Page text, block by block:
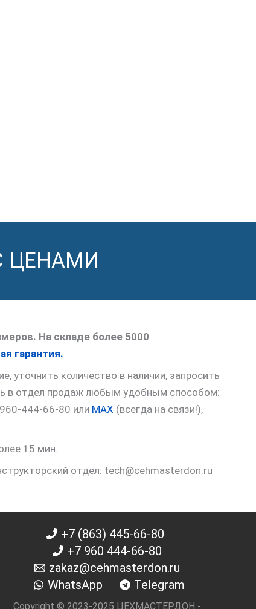
ЦЕНАМИ
На складе более 5000
гарантия.
уточнить количество в наличии, запросить
в отдел продаж любым удобным способом:
444-66-80 или MAX (всегда на связи!),
15 мин.
отдел: tech@cehmasterdon.ru
+7 (863) 445-66-80
+7 960 444-66-80
zakaz@cehmasterdon.ru
WhatsApp
Telegram
Copyright © 2023-2025 ЦЕХМАСТЕРДОН -